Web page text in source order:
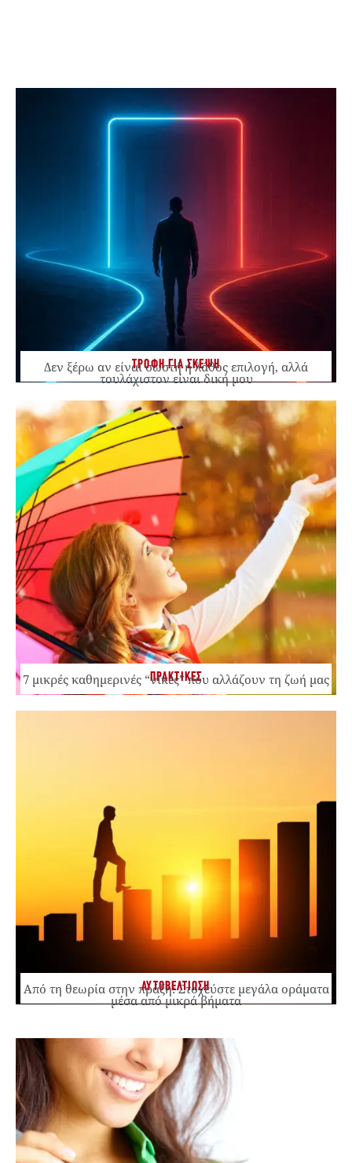
ΤΡΟΦΗ ΓΙΑ ΣΚΕΨΗ
Δεν ξέρω αν είναι σωστή ή λάθος επιλογή, αλλά
τουλάχιστον είναι δική μου
ΠΡΑΚΤΙΚΕΣ
7 μικρές καθημερινές “νίκες” που αλλάζουν τη ζωή μας
ΑΥΤΟΒΕΛΤΙΩΣΗ
Από τη θεωρία στην πράξη: Στοχεύστε μεγάλα οράματα
μέσα από μικρά βήματα